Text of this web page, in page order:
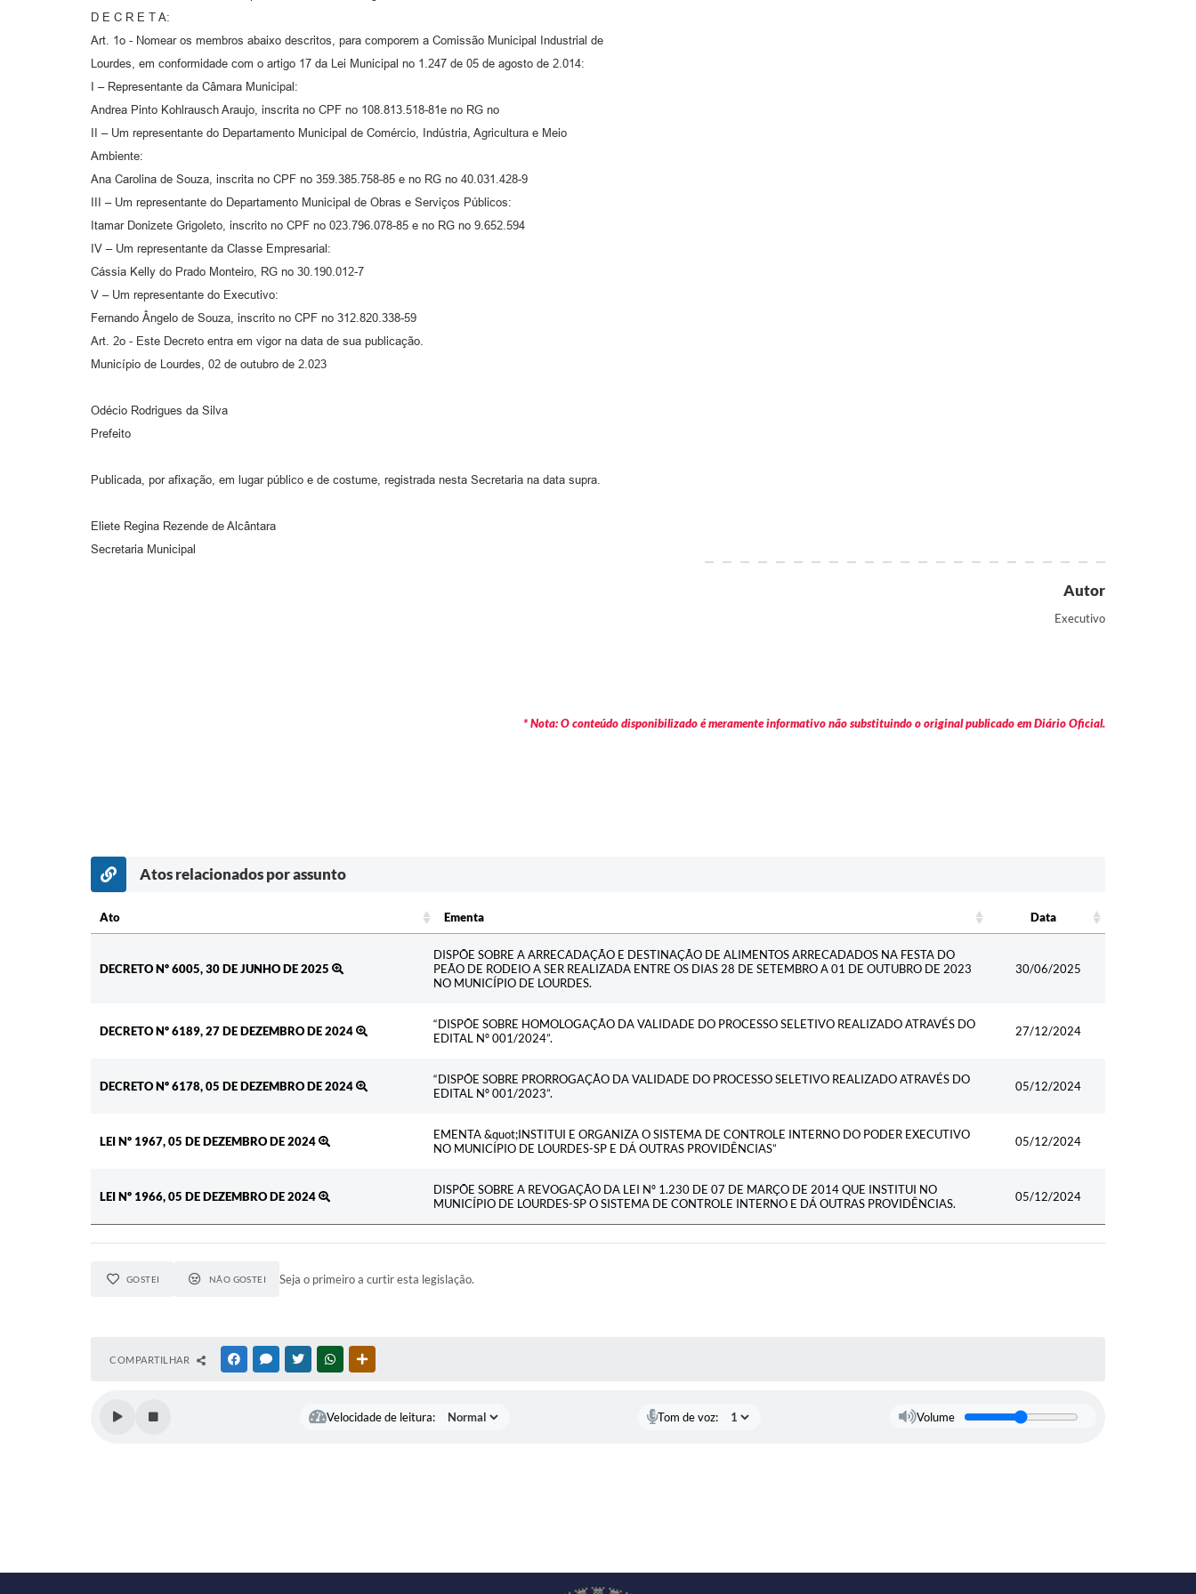
D E C R E T A:
Art. 1o - Nomear os membros abaixo descritos, para comporem a Comissão Municipal Industrial de
Lourdes, em conformidade com o artigo 17 da Lei Municipal no 1.247 de 05 de agosto de 2.014:
I – Representante da Câmara Municipal:
Andrea Pinto Kohlrausch Araujo, inscrita no CPF no 108.813.518-81e no RG no
II – Um representante do Departamento Municipal de Comércio, Indústria, Agricultura e Meio
Ambiente:
Ana Carolina de Souza, inscrita no CPF no 359.385.758-85 e no RG no 40.031.428-9
III – Um representante do Departamento Municipal de Obras e Serviços Públicos:
Itamar Donizete Grigoleto, inscrito no CPF no 023.796.078-85 e no RG no 9.652.594
IV – Um representante da Classe Empresarial:
Cássia Kelly do Prado Monteiro, RG no 30.190.012-7
V – Um representante do Executivo:
Fernando Ângelo de Souza, inscrito no CPF no 312.820.338-59
Art. 2o - Este Decreto entra em vigor na data de sua publicação.
Município de Lourdes, 02 de outubro de 2.023
Odécio Rodrigues da Silva
Prefeito
Publicada, por afixação, em lugar público e de costume, registrada nesta Secretaria na data supra.
Eliete Regina Rezende de Alcântara
Secretaria Municipal
Autor
Executivo
* Nota: O conteúdo disponibilizado é meramente informativo não substituindo o original publicado em Diário Oficial.
Atos relacionados por assunto
Ato Ementa
Data
DECRETO Nº 6005, 30 DE JUNHO DE 2025
DISPÕE SOBRE A ARRECADAÇÃO E DESTINAÇÃO DE ALIMENTOS ARRECADADOS NA FESTA DO
PEÃO DE RODEIO A SER REALIZADA ENTRE OS DIAS 28 DE SETEMBRO A 01 DE OUTUBRO DE 2023
NO MUNICÍPIO DE LOURDES.
30/06/2025
DECRETO Nº 6189, 27 DE DEZEMBRO DE 2024
“DISPÕE SOBRE HOMOLOGAÇÃO DA VALIDADE DO PROCESSO SELETIVO REALIZADO ATRAVÉS DO
EDITAL Nº 001/2024”.
27/12/2024
DECRETO Nº 6178, 05 DE DEZEMBRO DE 2024
“DISPÕE SOBRE PRORROGAÇÃO DA VALIDADE DO PROCESSO SELETIVO REALIZADO ATRAVÉS DO
EDITAL Nº 001/2023”.
05/12/2024
LEI Nº 1967, 05 DE DEZEMBRO DE 2024
EMENTA &quot;INSTITUI E ORGANIZA O SISTEMA DE CONTROLE INTERNO DO PODER EXECUTIVO
NO MUNICÍPIO DE LOURDES-SP E DÁ OUTRAS PROVIDÊNCIAS”
05/12/2024
LEI Nº 1966, 05 DE DEZEMBRO DE 2024
DISPÕE SOBRE A REVOGAÇÃO DA LEI Nº 1.230 DE 07 DE MARÇO DE 2014 QUE INSTITUI NO
MUNICÍPIO DE LOURDES-SP O SISTEMA DE CONTROLE INTERNO E DÁ OUTRAS PROVIDÊNCIAS.
05/12/2024
GOSTEI NÃO GOSTEI Seja o primeiro a curtir esta legislação.
COMPARTILHAR FACEBOOKMESSENGER
TWITTERWHATSAPP
Velocidade de leitura: Tom de voz: Volume